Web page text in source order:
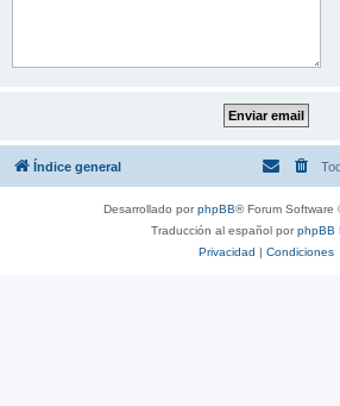
Índice general
Desarrollado porphpBB® Forum Software
Traducción al español porphpBB
Privacidad | Condiciones